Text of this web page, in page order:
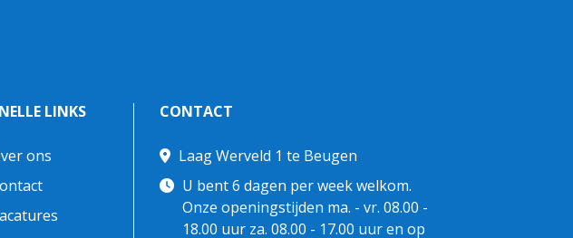
LINKS
ons
CONTACT
Laag Werveld 1 te Beugen
U bent 6 dagen per week welkom.
Onze openingstijden ma. - vr. 08.00 -
18.00 uur za. 08.00 - 17.00 uur en op